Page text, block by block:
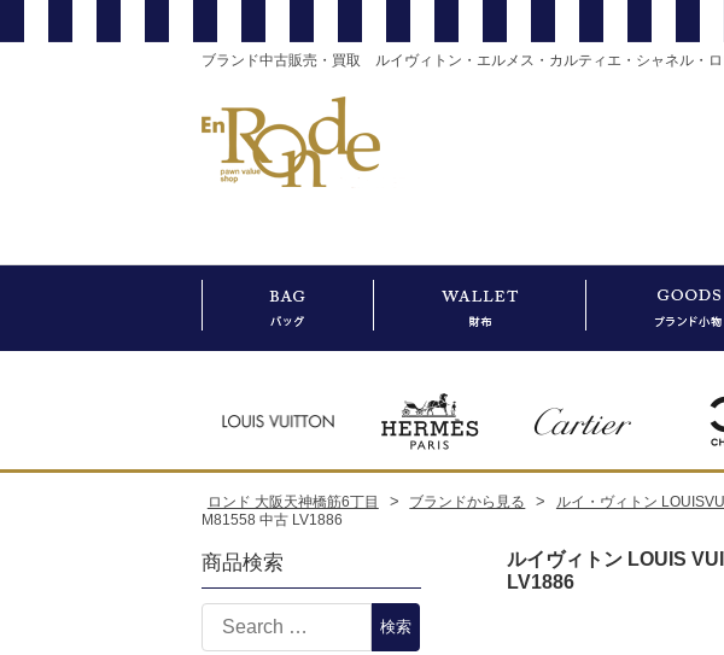
ブランド中古販売・買取 ルイヴィトン・エルメス・カルティエ・シャネル・
ロンド 大阪天神橋筋6丁目 > ブランドから見る > ルイ・ヴィトン
M81558 中古 LV1886
ルイヴィトン LOUIS
LV1886
商品検索